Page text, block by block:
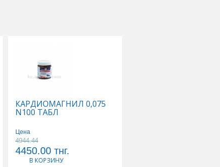
КАРДИОМАГНИЛ 0,075
N100 ТАБЛ
Цена
4944.44
4450.00 тнг.
В КОРЗИНУ